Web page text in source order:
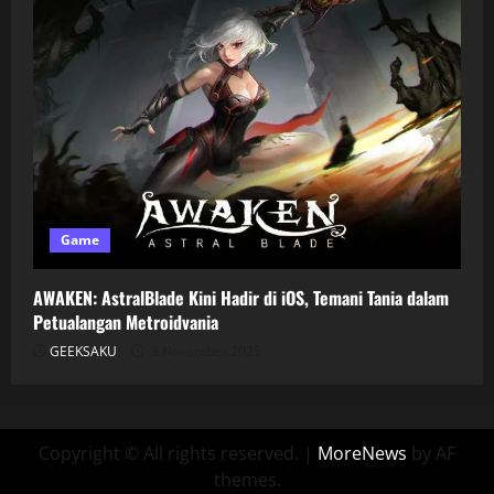
Game
AWAKEN: AstralBlade Kini Hadir di iOS, Temani Tania dalam
Petualangan Metroidvania
GEEKSAKU
Copyright © All rights reserved. | MoreNews by AF
themes.